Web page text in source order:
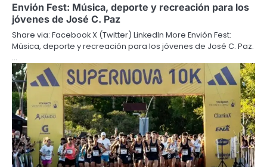
Envión Fest: Música, deporte y recreación para los
jóvenes de José C. Paz
Share via: Facebook X (Twitter) LinkedIn More Envión Fest:
Música, deporte y recreación para los jóvenes de José C. Paz.
…